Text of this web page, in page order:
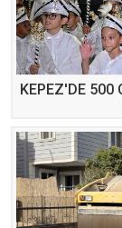
KEPEZ'DE 500